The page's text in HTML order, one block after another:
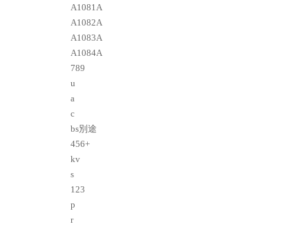
A1081A
A1082A
A1083A
A1084A
789
u
a
c
bs別途
456+
kv
s
123
p
r